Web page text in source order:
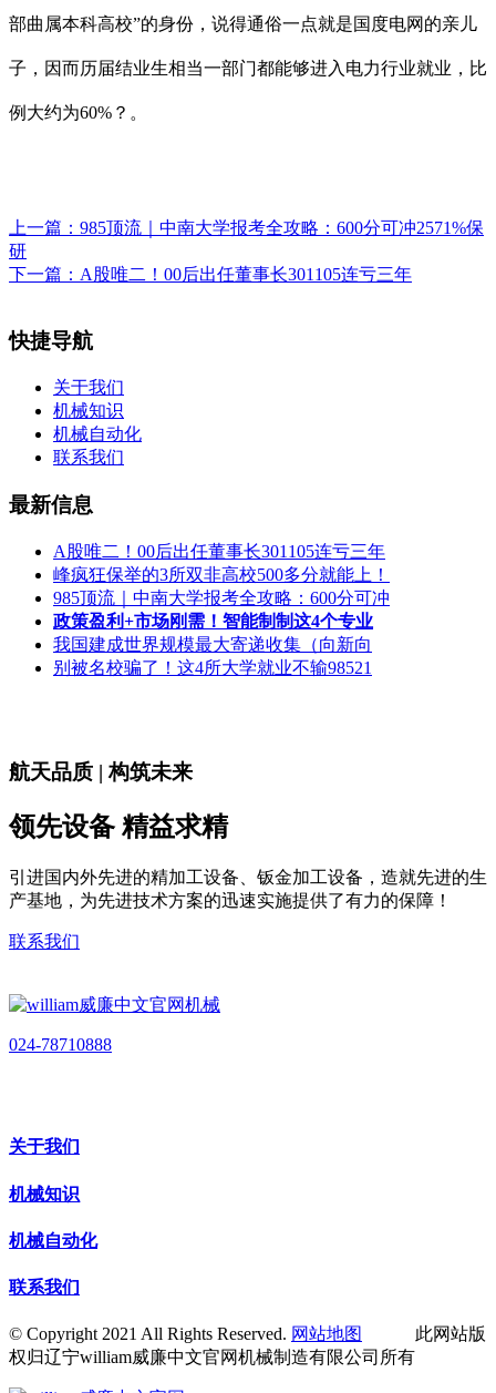
部曲属本科高校”的身份，说得通俗一点就是国度电网的亲儿
子，因而历届结业生相当一部门都能够进入电力行业就业，比
例大约为60%？。
上一篇： 985顶流｜中南大学报考全攻略：600分可冲2571%保
研
下一篇： A股唯二！00后出任董事长301105连亏三年
快捷导航
关于我们
机械知识
机械自动化
联系我们
最新信息
A股唯二！00后出任董事长301105连亏三年
峰疯狂保举的3所双非高校500多分就能上！
985顶流｜中南大学报考全攻略：600分可冲
政策盈利+市场刚需！智能制制这4个专业
我国建成世界规模最大寄递收集（向新向
别被名校骗了！这4所大学就业不输98521
航天品质 | 构筑未来
领先设备 精益求精
引进国内外先进的精加工设备、钣金加工设备，造就先进的生
产基地，为先进技术方案的迅速实施提供了有力的保障！
联系我们
024-78710888
关于我们
机械知识
机械自动化
联系我们
© Copyright 2021 All Rights Reserved. 网站地图
此网站版
权归辽宁william威廉中文官网机械制造有限公司所有